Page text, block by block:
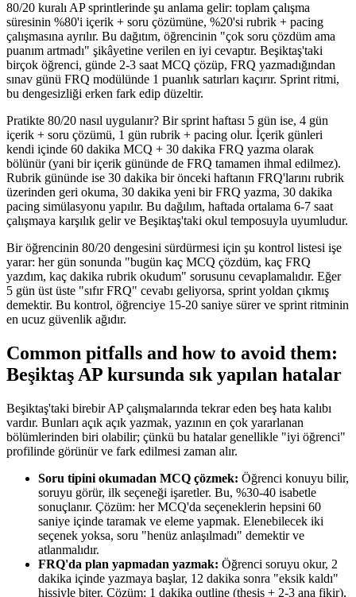
80/20 kuralı AP sprintlerinde şu anlama gelir: toplam çalışma
süresinin %80'i içerik + soru çözümüne, %20'si rubrik + pacing
çalışmasına ayrılır. Bu dağıtım, öğrencinin "çok soru çözdüm ama
puanım artmadı" şikâyetine verilen en iyi cevaptır. Beşiktaş'taki
birçok öğrenci, günde 2-3 saat MCQ çözüp, FRQ yazmadığından
sınav günü FRQ modülünde 1 puanlık satırları kaçırır. Sprint ritmi,
bu dengesizliği erken fark edip düzeltir.
Pratikte 80/20 nasıl uygulanır? Bir sprint haftası 5 gün ise, 4 gün
içerik + soru çözümü, 1 gün rubrik + pacing olur. İçerik günleri
kendi içinde 60 dakika MCQ + 30 dakika FRQ yazma olarak
bölünür (yani bir içerik gününde de FRQ tamamen ihmal edilmez).
Rubrik gününde ise 30 dakika bir önceki haftanın FRQ'larını rubrik
üzerinden geri okuma, 30 dakika yeni bir FRQ yazma, 30 dakika
pacing simülasyonu yapılır. Bu dağılım, haftada ortalama 6-7 saat
çalışmaya karşılık gelir ve Beşiktaş'taki okul temposuyla uyumludur.
Bir öğrencinin 80/20 dengesini sürdürmesi için şu kontrol listesi işe
yarar: her gün sonunda "bugün kaç MCQ çözdüm, kaç FRQ
yazdım, kaç dakika rubrik okudum" sorusunu cevaplamalıdır. Eğer
5 gün üst üste "sıfır FRQ" cevabı geliyorsa, sprint yoldan çıkmış
demektir. Bu kontrol, öğrenciye 15-20 saniye sürer ve sprint ritminin
en ucuz güvenlik ağıdır.
Common pitfalls and how to avoid them:
Beşiktaş AP kursunda sık yapılan hatalar
Beşiktaş'taki birebir AP çalışmalarında tekrar eden beş hata kalıbı
vardır. Bunları açık açık yazmak, yazının en çok yararlanan
bölümlerinden biri olabilir; çünkü bu hatalar genellikle "iyi öğrenci"
profilinde görünür ve fark edilmesi zaman alır.
Soru tipini okumadan MCQ çözmek: Öğrenci konuyu bilir,
soruyu görür, ilk seçeneği işaretler. Bu, %30-40 isabetle
sonuçlanır. Çözüm: her MCQ'da seçeneklerin hepsini 60
saniye içinde taramak ve eleme yapmak. Elenebilecek iki
seçenek yoksa, soru "henüz anlaşılmadı" demektir ve
atlanmalıdır.
FRQ'da plan yapmadan yazmak: Öğrenci soruyu okur, 2
dakika içinde yazmaya başlar, 12 dakika sonra "eksik kaldı"
hissiyle biter. Çözüm: 1 dakika outline (thesis + 2-3 ana fikir),